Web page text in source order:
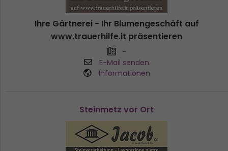
Ihre Gärtnerei - Ihr Blumengeschäft auf
www.trauerhilfe.it präsentieren
-
E-Mail senden
Informationen
Steinmetz vor Ort